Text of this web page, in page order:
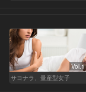
Vol.1
サヨナラ、量産型女子